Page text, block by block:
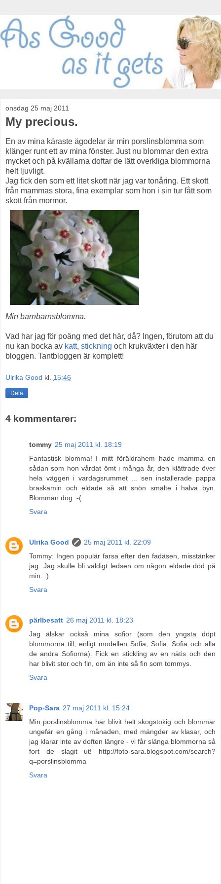
onsdag 25 maj 2011
My precious.
En av mina käraste ägodelar är min porslinsblomma som
klänger runt ett av mina fönster. Just nu blommar den extra
mycket och på kvällarna doftar de lätt overkliga blommorna
helt ljuvligt.
Jag fick den som ett litet skott när jag var tonåring. Ett skott
från mammas stora, fina exemplar som hon i sin tur fått som
skott från mormor.
Min barnbarnsblomma.
Vad har jag för poäng med det här, då? Ingen, förutom att du
nu kan bocka av katt, stickning och krukväxter i den här
bloggen. Tantbloggen är komplett!
Ulrika Good kl. 15:46
Dela
4 kommentarer:
tommy 25 maj 2011 kl. 18:19
Fantastisk blomma! I mitt föräldrahem hade mamma en
sådan som hon vårdat ömt i många år, den klättrade över
hela väggen i vardagsrummet ... sen installerade pappa
braskamin och eldade så att snön smälte i halva byn.
Blomman dog :-(
Svara
Ulrika Good
25 maj 2011 kl. 22:09
Tommy: Ingen populär farsa efter den fadäsen, misstänker
jag. Jag skulle bli väldigt ledsen om någon eldade död på
min. :)
Svara
pärlbesatt 26 maj 2011 kl. 18:23
Jag älskar också mina sofior (som den yngsta döpt
blommorna till, enligt modellen Sofia, Sofia, Sofia och alla
de andra Sofiorna). Fick en stickling av en nätis och den
har blivit stor och fin, om än inte så fin som tommys.
Svara
Pop-Sara 27 maj 2011 kl. 15:24
Min porslinsblomma har blivit helt skogstokig och blommar
ungefär en gång i månaden, med mängder av klasar, och
jag klarar inte av doften längre - vi får slänga blommorna så
fort de slagit ut! http://foto-sara.blogspot.com/search?
q=porslinsblomma
Svara